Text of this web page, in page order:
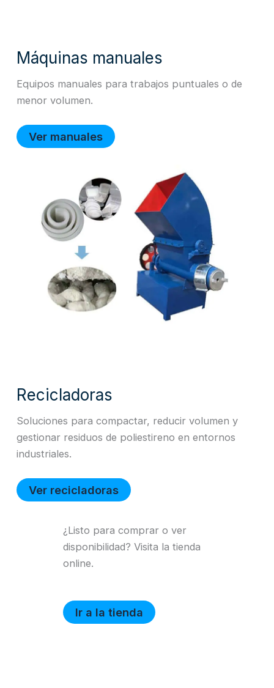
Máquinas manuales
Equipos manuales para trabajos puntuales o de
menor volumen.
Ver manuales
Recicladoras
Soluciones para compactar, reducir volumen y
gestionar residuos de poliestireno en entornos
industriales.
Ver recicladoras
¿Listo para comprar o ver
disponibilidad? Visita la tienda
online.
Ir a la tienda